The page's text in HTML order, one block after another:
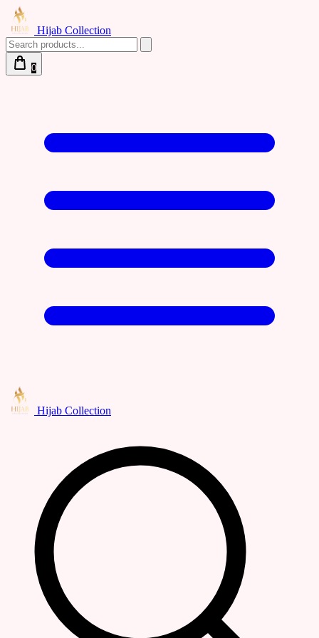
Hijab Collection
0
Hijab Collection